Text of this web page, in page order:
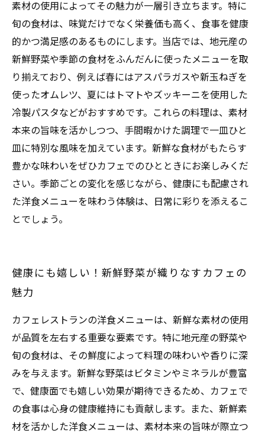
素材の使用によってその魅力が一層引き立ちます。特に
旬の食材は、味覚だけでなく栄養価も高く、食事を健康
的かつ満足感のあるものにします。当店では、地元産の
新鮮野菜や季節の食材をふんだんに使ったメニューを取
り揃えており、例えば春にはアスパラガスや新玉ねぎを
使ったオムレツ、夏にはトマトやズッキーニを使用した
冷製パスタなどがおすすめです。これらの料理は、素材
本来の旨味を活かしつつ、手間暇かけた調理で一皿ひと
皿に特別な風味を加えています。新鮮な食材がもたらす
豊かな味わいをぜひカフェでのひとときにお楽しみくだ
さい。季節ごとの変化を感じながら、健康にも配慮され
た洋食メニューを味わう体験は、日常に彩りを添えるこ
とでしょう。
健康にも嬉しい！新鮮野菜が織りなすカフェの
魅力
カフェレストランの洋食メニューは、新鮮な素材の使用
が品質を左右する重要な要素です。特に地元産の野菜や
旬の食材は、その鮮度によって料理の味わいや香りに深
みを与えます。新鮮な野菜はビタミンやミネラルが豊富
で、健康面でも嬉しい効果が期待できるため、カフェで
の食事は心身の健康維持にも貢献します。また、新鮮素
材を活かした洋食メニューは、素材本来の旨味が際立つ